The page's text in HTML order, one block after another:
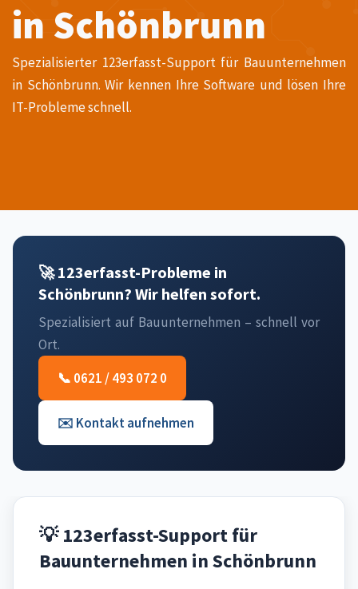
in Schönbrunn
Spezialisierter 123erfasst-Support für Bauunternehmen
in Schönbrunn. Wir kennen Ihre Software und lösen Ihre
IT-Probleme schnell.
🚀 123erfasst-Probleme in
Schönbrunn? Wir helfen sofort.
Spezialisiert auf Bauunternehmen – schnell vor
Ort.
📞 0621 / 493 072 0
✉️ Kontakt aufnehmen
💡 123erfasst-Support für
Bauunternehmen in Schönbrunn